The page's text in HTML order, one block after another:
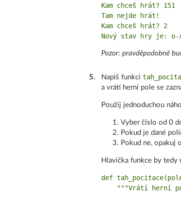
Kam chceš hrát? 151
Tam nejde hrát!
Kam chceš hrát? 2
Pozor: pravděpodobně
5. Napiš funkci
a vrátí herní pole se
Použij jednoduchou
Vyber číslo od 0
Pokud je dané
Pokud ne, opakuj
Hlavička funkce by tedy
def
"""Vrátí herní